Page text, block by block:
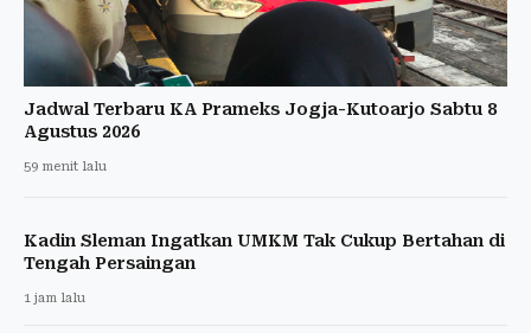
Jadwal Terbaru KA Prameks Jogja-Kutoarjo Sabtu 8
Agustus 2026
59 menit lalu
Kadin Sleman Ingatkan UMKM Tak Cukup Bertahan di
Tengah Persaingan
1 jam lalu